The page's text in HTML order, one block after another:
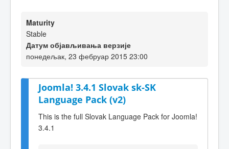
Maturity
Stable
Датум објављивања верзије
понедељак, 23 фебруар 2015 23:00
Joomla! 3.4.1 Slovak sk-SK
Language Pack (v2)
This is the full Slovak Language Pack for Joomla!
3.4.1